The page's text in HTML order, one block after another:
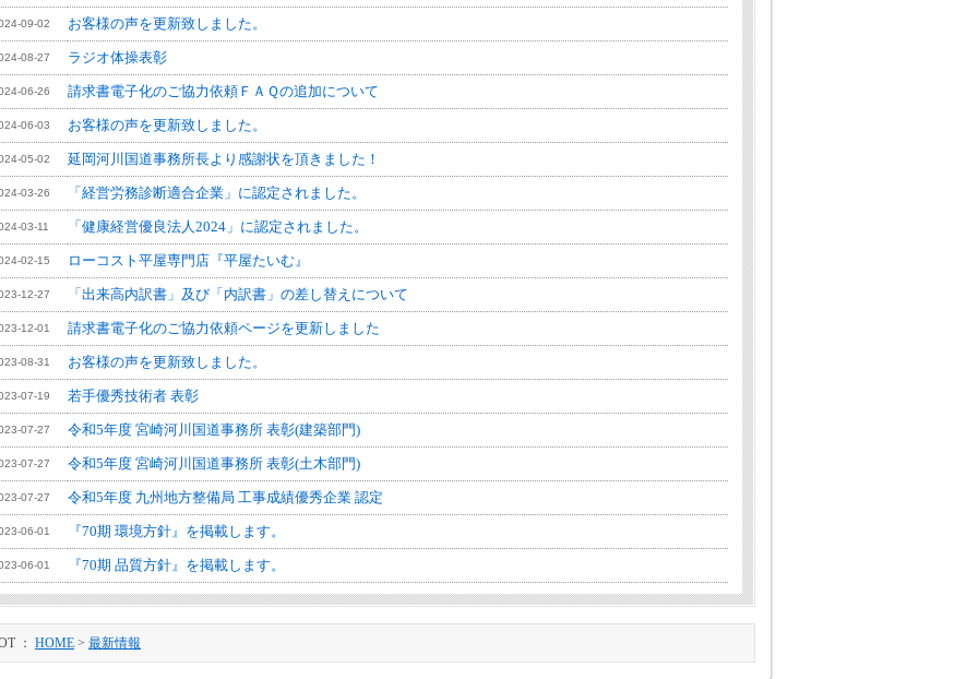
09-02 お客様の声を更新致しました。
08-27 ラジオ体操表彰
06-26 請求書電子化のご協力依頼ＦＡＱの追加について
06-03 お客様の声を更新致しました。
05-02 延岡河川国道事務所長より感謝状を頂きました！
03-26 「経営労務診断適合企業」に認定されました。
03-11 「健康経営優良法人2024」に認定されました。
02-15 ローコスト平屋専門店『平屋たいむ』
12-27 「出来高内訳書」及び「内訳書」の差し替えについて
12-01 請求書電子化のご協力依頼ページを更新しました
08-31 お客様の声を更新致しました。
07-19 若手優秀技術者 表彰
07-27 令和5年度 宮崎河川国道事務所 表彰(建築部門)
07-27 令和5年度 宮崎河川国道事務所 表彰(土木部門)
07-27 令和5年度 九州地方整備局 工事成績優秀企業 認定
06-01 『70期 環境方針』を掲載します。
06-01 『70期 品質方針』を掲載します。
： HOME > 最新情報